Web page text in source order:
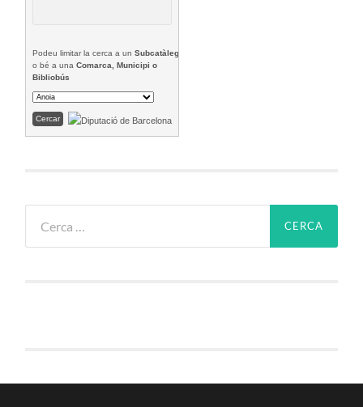
Podeu limitar la cerca a unSubcatàleg
o bé a unaComarca, Municipi o
Bibliobús